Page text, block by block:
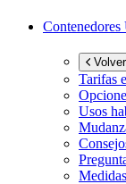
Contenedores
Tarifas
Usos